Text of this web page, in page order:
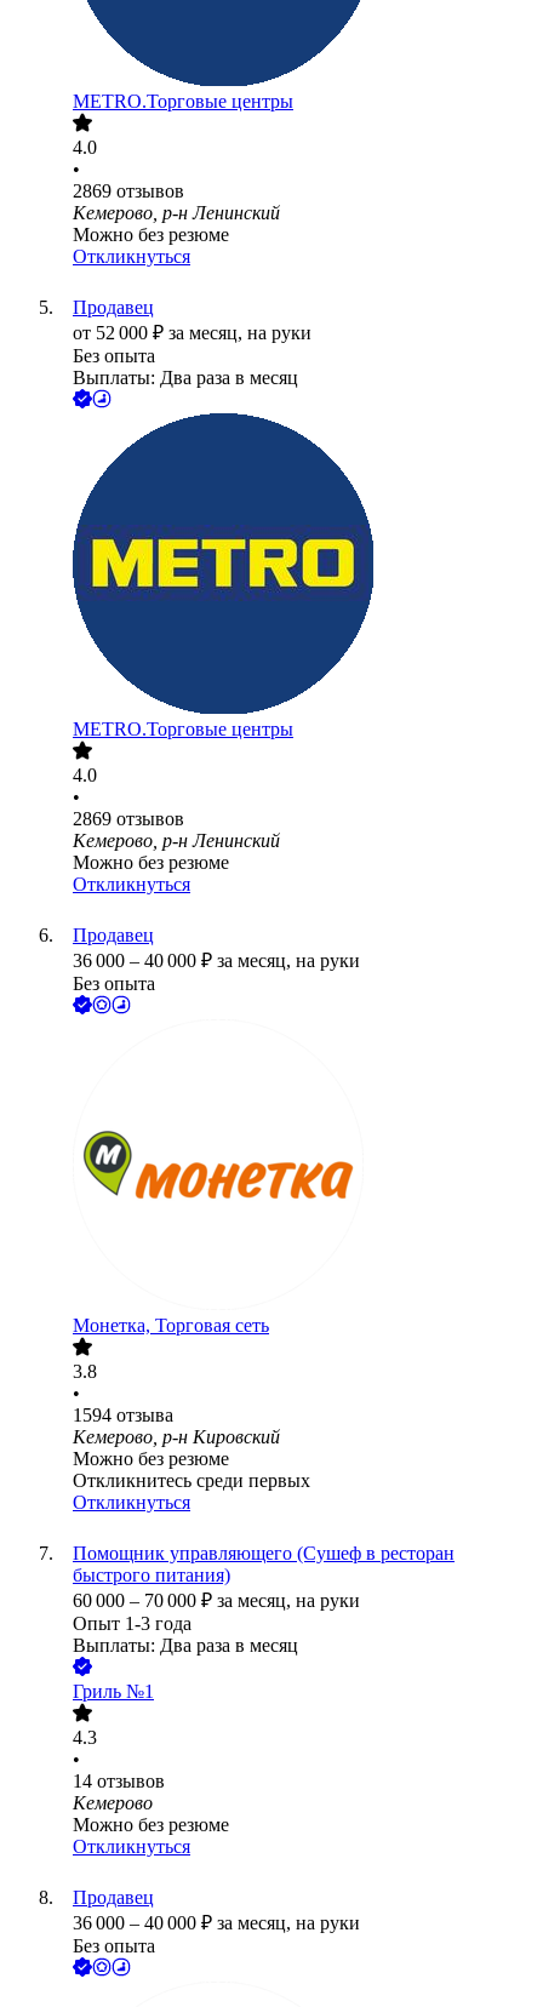
METRO.Торговые центры
4.0
•
2869 отзывов
Кемерово, р-н Ленинский
Можно без резюме
Откликнуться
Продавец
от 52 000 ₽ за месяц, на руки
Без опыта
Выплаты: Два раза в месяц
METRO.Торговые центры
4.0
•
2869 отзывов
Кемерово, р-н Ленинский
Можно без резюме
Откликнуться
Продавец
36 000 – 40 000 ₽ за месяц, на руки
Без опыта
Монетка, Торговая сеть
3.8
•
1594 отзыва
Кемерово, р-н Кировский
Можно без резюме
Откликнитесь среди первых
Откликнуться
Помощник управляющего (Сушеф в ресторан
быстрого питания)
60 000 – 70 000 ₽ за месяц, на руки
Опыт 1-3 года
Выплаты: Два раза в месяц
Гриль №1
4.3
•
14 отзывов
Кемерово
Можно без резюме
Откликнуться
Продавец
36 000 – 40 000 ₽ за месяц, на руки
Без опыта